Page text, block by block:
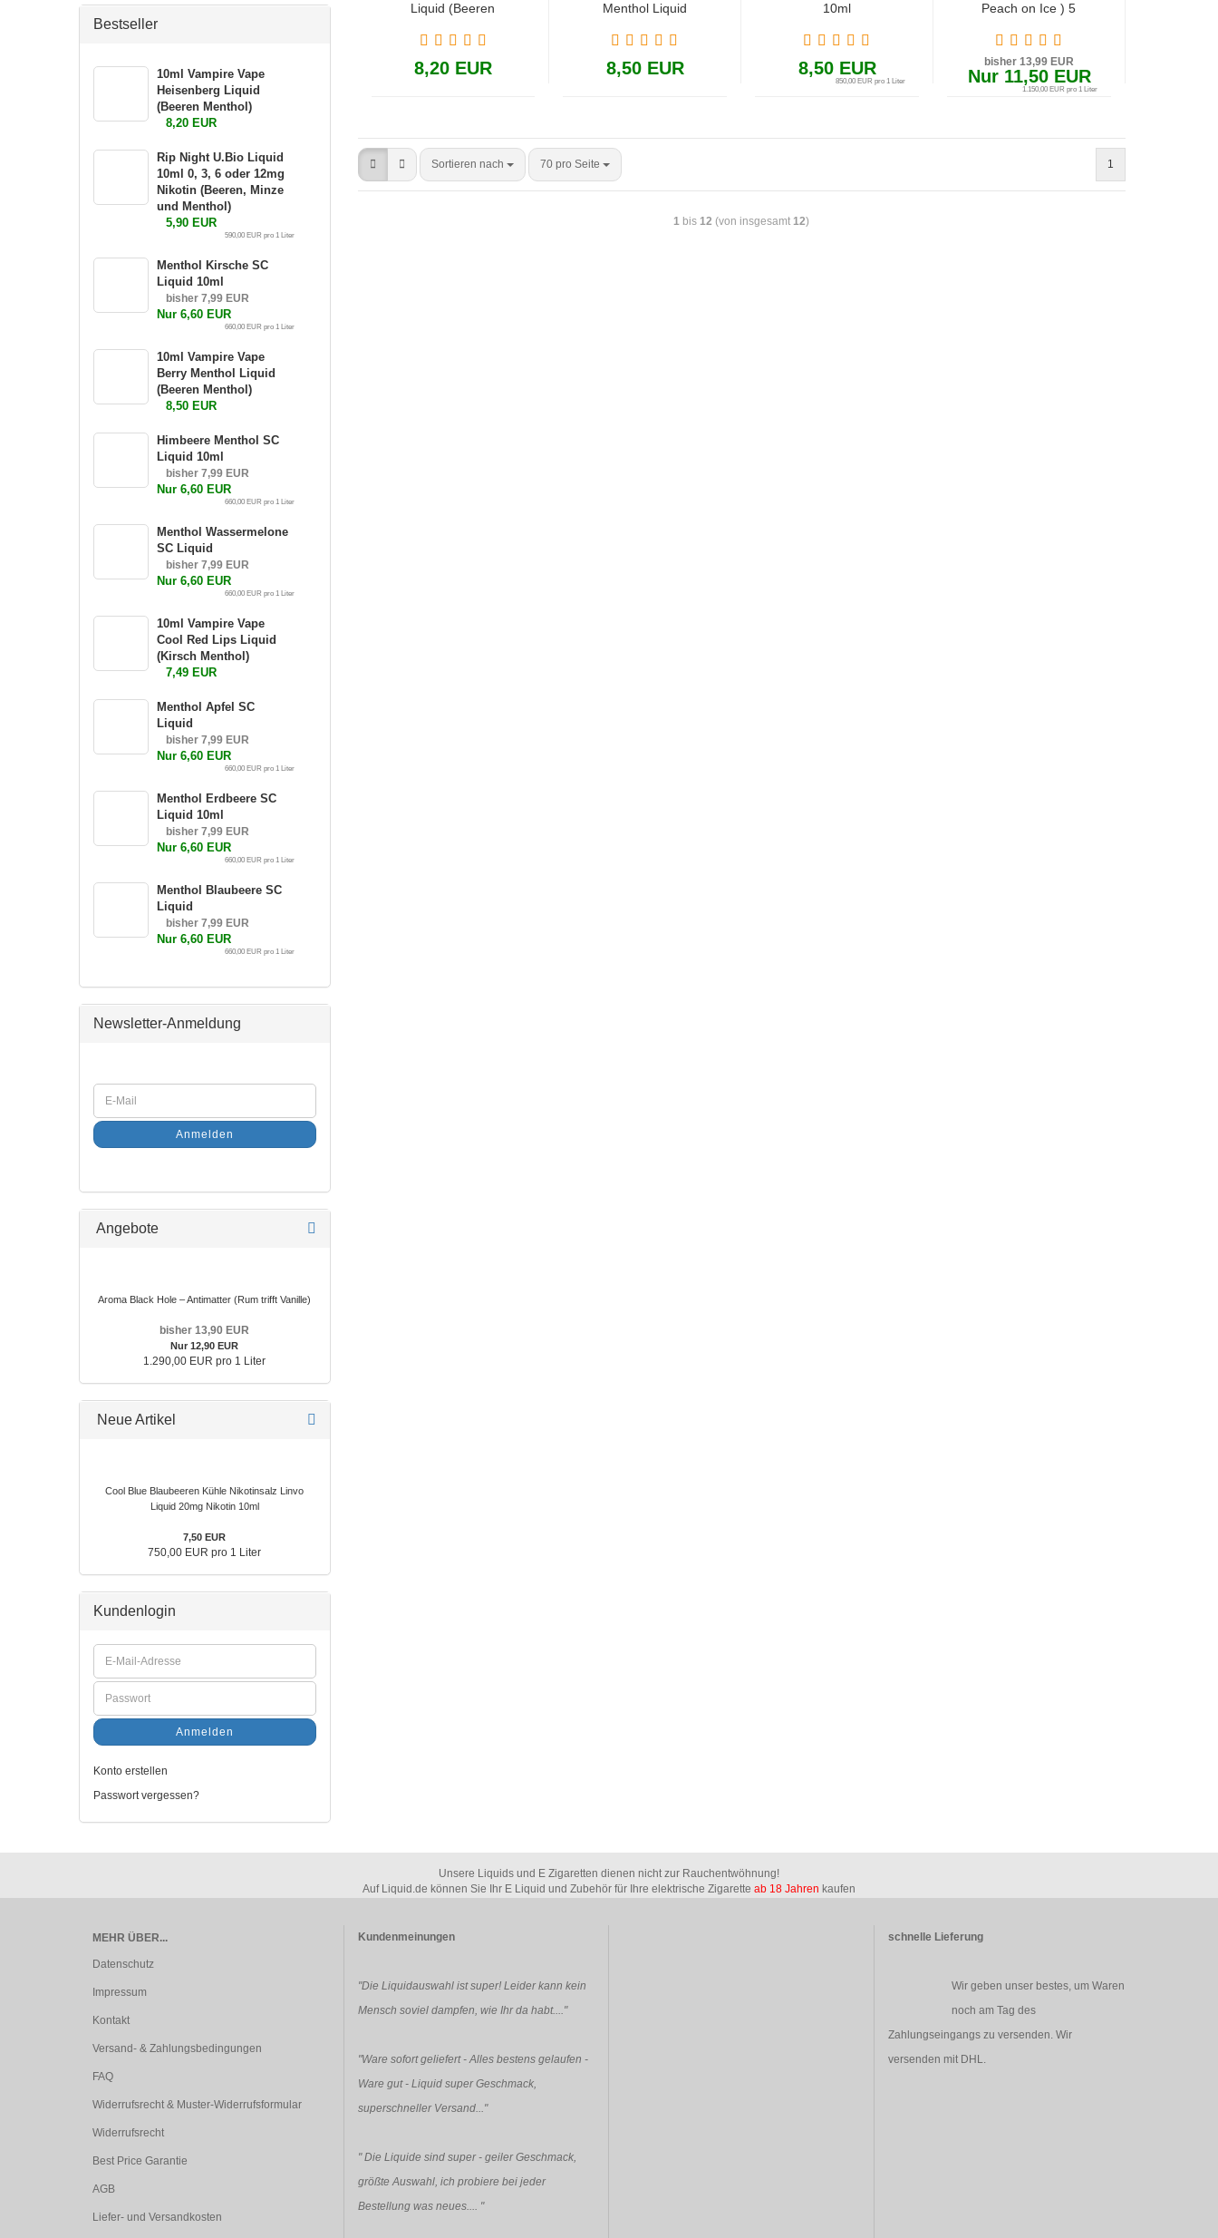
Liquid (Beeren
8,20 EUR
Menthol Liquid
8,50 EUR
10ml
8,50 EUR
850,00 EUR pro 1 Liter
Peach on Ice ) 5
von Vovan 10ml in
120ml Flasche
bisher 13,99 EUR
Nur 11,50 EUR
1.150,00 EUR pro 1 Liter
Sortieren nach 70 pro Seite 1
1 bis12 (von insgesamt12)
Bestseller
10ml Vampire Vape
Heisenberg Liquid
(Beeren Menthol)
8,20 EUR
Rip Night U.Bio Liquid
10ml 0, 3, 6 oder 12mg
Nikotin (Beeren, Minze
und Menthol)
5,90 EUR
590,00 EUR pro 1 Liter
Menthol Kirsche SC
Liquid 10ml
bisher 7,99 EUR
Nur 6,60 EUR
660,00 EUR pro 1 Liter
10ml Vampire Vape
Berry Menthol Liquid
(Beeren Menthol)
8,50 EUR
Himbeere Menthol SC
Liquid 10ml
bisher 7,99 EUR
Nur 6,60 EUR
660,00 EUR pro 1 Liter
Menthol Wassermelone
SC Liquid
bisher 7,99 EUR
Nur 6,60 EUR
660,00 EUR pro 1 Liter
10ml Vampire Vape
Cool Red Lips Liquid
(Kirsch Menthol)
7,49 EUR
Menthol Apfel SC
Liquid
bisher 7,99 EUR
Nur 6,60 EUR
660,00 EUR pro 1 Liter
Menthol Erdbeere SC
Liquid 10ml
bisher 7,99 EUR
Nur 6,60 EUR
660,00 EUR pro 1 Liter
Menthol Blaubeere SC
Liquid
bisher 7,99 EUR
Nur 6,60 EUR
660,00 EUR pro 1 Liter
Newsletter-Anmeldung
Anmelden
Angebote
Aroma Black Hole – Antimatter (Rum trifft Vanille)
bisher 13,90 EUR
Nur 12,90 EUR
1.290,00 EUR pro 1 Liter
Neue Artikel
Cool Blue Blaubeeren Kühle Nikotinsalz Linvo
Liquid 20mg Nikotin 10ml
7,50 EUR
750,00 EUR pro 1 Liter
Kundenlogin
Anmelden
Konto erstellen
Passwort vergessen?
Unsere Liquids und E Zigaretten dienen nicht zur Rauchentwöhnung!
Auf Liquid.de können Sie Ihr E Liquid und Zubehör für Ihre elektrische Zigarette ab 18 Jahren kaufen
MEHR ÜBER...
Datenschutz
Impressum
Kontakt
Versand- & Zahlungsbedingungen
FAQ
Widerrufsrecht & Muster-Widerrufsformular
Widerrufsrecht
Best Price Garantie
AGB
Liefer- und Versandkosten
Kundenmeinungen
"Die Liquidauswahl ist super! Leider kann kein
Mensch soviel dampfen, wie Ihr da habt...."
"Ware sofort geliefert - Alles bestens gelaufen -
Ware gut - Liquid super Geschmack,
superschneller Versand..."
"Die Liquide sind super - geiler Geschmack,
größte Auswahl, ich probiere bei jeder
Bestellung was neues.... "
schnelle Lieferung
Wir geben unser bestes, um Waren
noch am Tag des
Zahlungseingangs zu versenden. Wir
versenden mit DHL.